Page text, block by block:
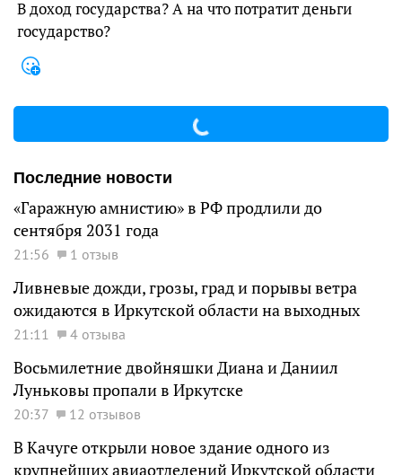
В доход государства? А на что потратит деньги
государство?
Последние новости
«Гаражную амнистию» в РФ продлили до
сентября 2031 года
21:56 1 отзыв
Ливневые дожди, грозы, град и порывы ветра
ожидаются в Иркутской области на выходных
21:11 4 отзыва
Восьмилетние двойняшки Диана и Даниил
Луньковы пропали в Иркутске
20:37 12 отзывов
В Качуге открыли новое здание одного из
крупнейших авиаотделений Иркутской области